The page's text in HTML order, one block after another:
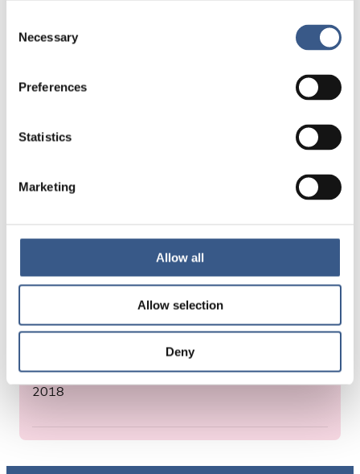
Selection
Necessary
Preferences
Statistics
Marketing
Allow all
Allow selection
Deny
About the publication
2018